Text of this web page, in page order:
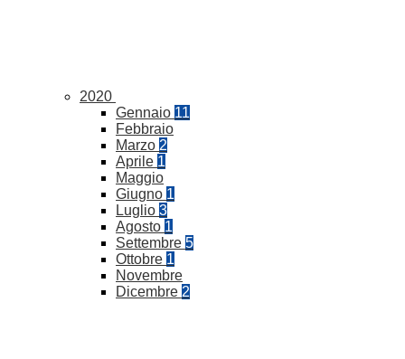
2020
Gennaio 11
Febbraio
Marzo 2
Aprile 1
Maggio
Giugno 1
Luglio 3
Agosto 1
Settembre 5
Ottobre 1
Novembre
Dicembre 2